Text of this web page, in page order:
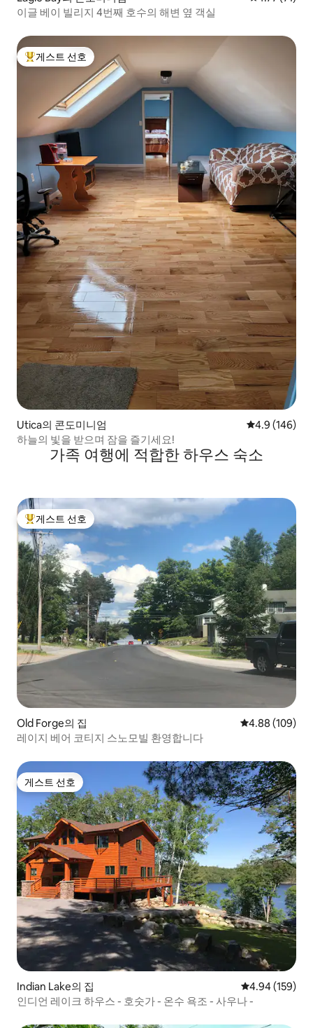
이글 베이 빌리지 4번째 호수의 해변 옆 객실
상위 게스트 선호
게스트 선호
Utica의 콘도미니엄 평점 4.9점(5
4.9 (146)
하늘의 빛을 받으며 잠을 즐기세요!
가족 여행에 적합한 하우스 숙소
상위 게스트 선호
게스트 선호
Old Forge의 집 평점 4.88점(5
4.88 (109)
레이지 베어 코티지 스노모빌 환영합니다
게스트 선호
게스트 선호
Indian Lake의 집 평점 4.94점(5
4.94 (159)
인디언 레이크 하우스 - 호숫가 - 온수 욕조 - 사우나 -